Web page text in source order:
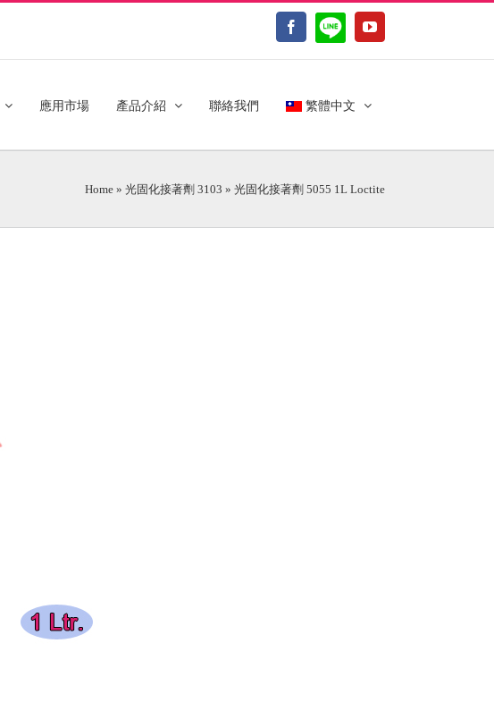
Facebook
LINE@ YouTube
應用市場 產品介紹 聯絡我們 繁體中文
Home » 光固化接著劑 3103 » 光固化接著劑 5055 1L Loctite